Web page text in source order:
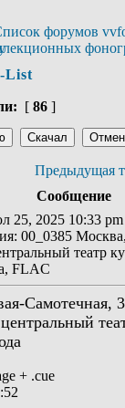
форумов
List
[ 86]
Предыдущая
Сообщение
25, 2025 10:33 pm
00_0385
театр
FLAC
Самотечная, 3
+ .cue